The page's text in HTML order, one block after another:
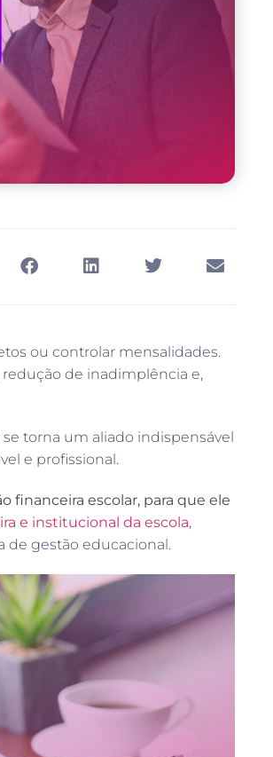
ou controlar mensalidades.
de inadimplência e,
se torna um aliado indispensável
e profissional.
financeira escolar, para que ele
e institucional da escola,
gestão educacional.